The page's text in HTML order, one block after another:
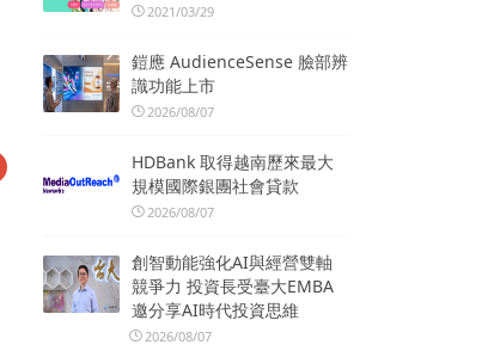
2021/03/29
鎧應 AudienceSense 臉部辨
識功能上市
2026/08/07
HDBank 取得越南歷來最大
規模國際銀團社會貸款
2026/08/07
創智動能強化AI與經營雙軸
競爭力 投資長受臺大EMBA
邀分享AI時代投資思維
2026/08/07